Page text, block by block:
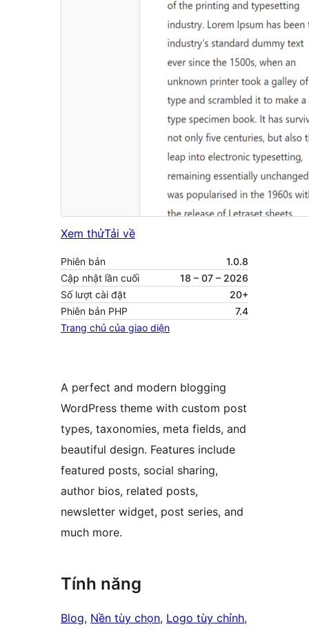
Xem thửTải về
Phiên bản
1.0.8
Cập nhật lần cuối
18 – 07 – 2026
Số lượt cài đặt
20+
Phiên bản PHP
7.4
Trang chủ của giao diện
A perfect and modern blogging
WordPress theme with custom post
types, taxonomies, meta fields, and
beautiful design. Features include
featured posts, social sharing,
author bios, related posts,
newsletter widget, post series, and
much more.
Tính năng
Blog, Nền tùy chọn, Logo tùy chỉnh